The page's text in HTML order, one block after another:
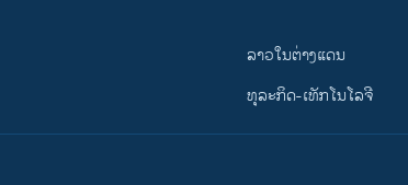
ລາວໃນຕ່າງແດນ
ທຸລະກິດ-ເທັກໂນໂລຈີ